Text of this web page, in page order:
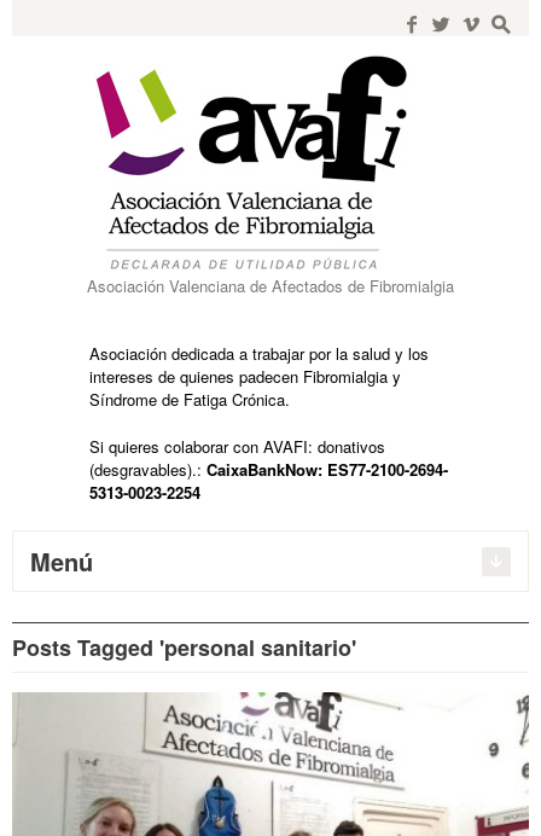
f w i s
Asociación Valenciana de Afectados de Fibromialgia
Asociación dedicada a trabajar por la salud y los
intereses de quienes padecen Fibromialgia y
Síndrome de Fatiga Crónica.
Si quieres colaborar con AVAFI: donativos
(desgravables).:CaixaBankNow: ES77-2100-2694-
5313-0023-2254
Menú
Posts Tagged 'personal sanitario'